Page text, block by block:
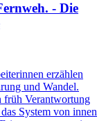
- Die
erzählen
und Wandel.
früh Verantwortung
System von innen